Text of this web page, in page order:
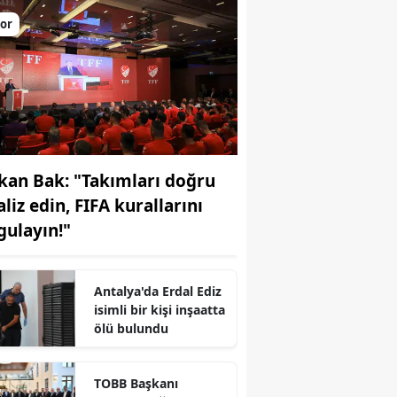
Bak: "Takımları doğru
edin, FIFA kurallarını
Antalya'da Erdal Ediz
isimli bir kişi inşaatta
ölü bulundu
TOBB Başkanı